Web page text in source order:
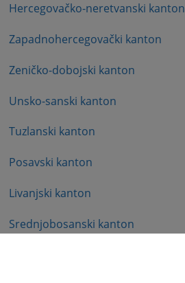
Hercegovačko-neretvanski kanton
Zapadnohercegovački kanton
Zeničko-dobojski kanton
Unsko-sanski kanton
Tuzlanski kanton
Posavski kanton
Livanjski kanton
Srednjobosanski kanton